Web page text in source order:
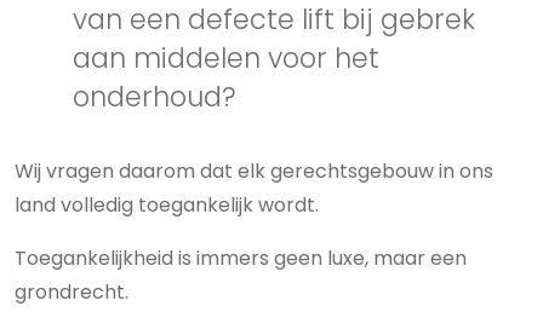
van een defecte lift bij gebrek
aan middelen voor het
onderhoud?
Wij vragen daarom dat elk gerechtsgebouw in ons
land volledig toegankelijk wordt.
Toegankelijkheid is immers geen luxe, maar een
grondrecht.